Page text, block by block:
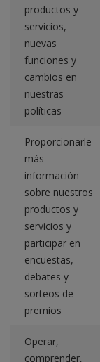
productos y
servicios,
nuevas
funciones y
cambios en
nuestras
políticas
Proporcionarle
más
información
sobre nuestros
productos y
servicios y
participar en
encuestas,
debates y
sorteos de
premios
Operar,
comprender,